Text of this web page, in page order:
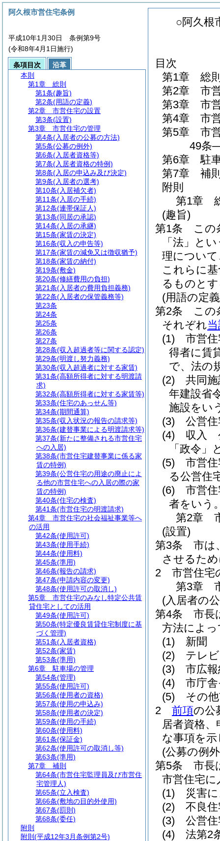
○阿久根
目次
第1章
総
第2章
市
第3章
市
第4章
市
第5章
市
49条
第6章
駐
第7章
補
附則
第1章
(趣旨)
第1条
この
「法」と
理につい
これらに
るものと
(用語の定
第2条
この
それぞれ
(1)
市営
得者に賃
で、法の
(2)
共同
年建設省
施設をい
(3)
公営
(4)
収入
「政令」
(5)
市営
る公営住
(6)
市営
者をいう
第2章
(設置)
第3条
市は
させるた
2
市営住宅
第3章
(入居者の
第4条
市長
方法によ
(1)
新聞
(2)
テレ
(3)
市広
(4)
市庁
(5)
その
2
前項の公
居者資格
な事項を
(公募の例
第5条
市長
市営住宅
(1)
災害
(2)
不良
(3)
公営
(4)
法第2
阿久根市営住宅条例
平成10年1月30日 条例第9号
(令和8年4月1日施行)
条項目次
沿革
本則
第1章
総則
第1条(趣旨)
第2条(用語の定義)
第2章
市営住宅の設置
第3条(設置)
第3章
市営住宅の管理
第4条(入居者の公募の方法)
第5条(公募の例外)
第6条(入居者資格等)
第7条(入居者資格の特例)
第8条(入居の申込み及び決定)
第9条(入居者の選考)
第10条(入居補欠者)
第11条(入居の手続)
第12条(連帯保証人)
第13条(同居の承認)
第14条(入居の承継)
第15条(家賃の決定)
第16条(収入の申告等)
第17条(家賃の減免又は徴収猶予)
第18条(家賃の納付)
第19条(敷金)
第20条(修繕費用の負担)
第21条(入居者の費用負担義務)
第22条(入居者の保管義務等)
第23条
第24条
第25条
第26条
第27条
第28条(収入超過者等に関する認定)
第29条(明渡し努力義務)
第30条(収入超過者に対する家賃)
第31条(高額所得者に対する明渡請
求)
第32条(高額所得者に対する家賃等)
第33条(住宅のあっせん等)
第34条(期間通算)
第35条(収入状況の報告の請求等)
第36条(建替事業による明渡請求等)
第37条(新たに整備される市営住宅
への入居)
第38条(市営住宅建替事業に係る家
賃の特例)
第39条(公営住宅の用途の廃止によ
る他の市営住宅への入居の際の家
賃の特例)
第40条(住宅の検査)
第41条(市営住宅の明渡請求)
第4章
市営住宅の社会福祉事業等へ
の活用
第42条(使用許可)
第43条(使用手続)
第44条(使用料)
第45条(準用)
第46条(報告の請求)
第47条(申請内容の変更)
第48条(使用許可の取消し)
第5章
市営住宅のみなし特定公共賃
貸住宅としての活用
第49条(使用許可)
第50条(特定優良賃貸住宅制度に基
づく管理)
第51条(入居者資格)
第52条(家賃)
第53条(準用)
第6章
駐車場の管理
第54条(管理)
第55条(使用許可)
第56条(使用者の資格)
第57条(使用の申込み)
第58条(使用者の決定)
第59条(使用の手続)
第60条(使用料)
第61条(保証金)
第62条(使用許可の取消し等)
第63条(準用)
第7章
補則
第64条(市営住宅監理員及び市営住
宅管理人)
第65条(立入検査)
第66条(敷地の目的外使用)
第67条(罰則)
第68条(委任)
附則
附則 (平成12年3月条例第2号)